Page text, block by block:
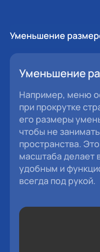
Уменьшение
Уменьшение
Например, меню
при прокрутке
его размеры
чтобы не
пространства.
масштаба делает
удобным и
всегда под рукой.